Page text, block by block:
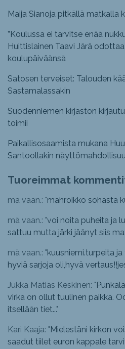
Maija Sianoja pitkällä matkalla
”Koulussa ei tarvitse enää
Huittislainen Taavi Järä
koulupäiväänsä
Satosen terveiset: Talouden
Sastamalassakin
Suodenniemen kirjaston
toimii
Paikallisosaamista mukana
Santoollakin
Tuoreimmat
mä vaan.: "mahroikko sohasta
mä vaan.: "voi noita puheita ja
sattuu mutta järki jäänyt siis
mä vaan.: "kuusniemi.turpeita
hyviä sarjoja oli,hyvä
Jukka Matias Keskinen: "
virka on ollut tuulinen paikka.
itsellään tiet..."
Kari Kaaja: "Mielestäni kirkon
saadut tiilet euron kappale